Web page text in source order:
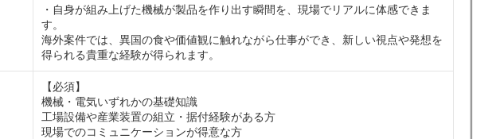
・自身が組み上げた機械が製品を作り出す瞬間を、現場でリアルに体感できま
す。
海外案件では、異国の食や価値観に触れながら仕事ができ、新しい視点や発想を
得られる貴重な経験が得られます。
【必須】
機械・電気いずれかの基礎知識
工場設備や産業装置の組立・据付経験がある方
現場でのコミュニケーションが得意な方